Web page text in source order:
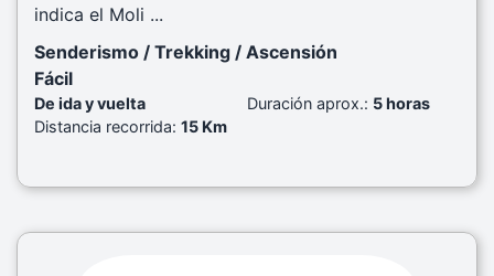
indica el Moli ...
Senderismo / Trekking / Ascensión
Fácil
De ida y vuelta Duración aprox.: 5 horas
Distancia recorrida: 15 Km